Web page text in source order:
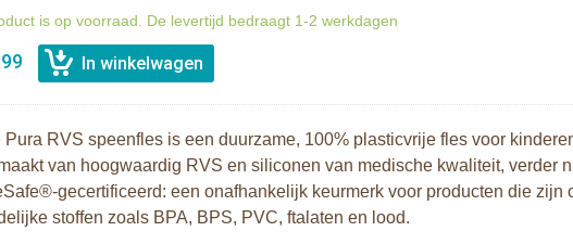
is op voorraad. De levertijd bedraagt 1-2 werkdagen
Pura RVS speenfles is een duurzame, 100% plasticvrije fles voor
van hoogwaardig RVS en siliconen van medische kwaliteit, verder
gecertificeerd: een onafhankelijk keurmerk voor producten die zijn
stoffen zoals BPA, BPS, PVC, ftalaten en lood.